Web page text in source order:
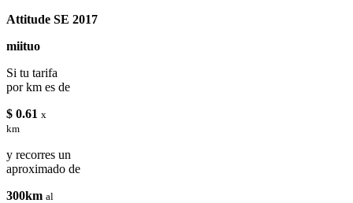
Attitude SE 2017
miituo
Si tu tarifa
por km es de
$ 0.61 x
km
y recorres un
aproximado de
300km al